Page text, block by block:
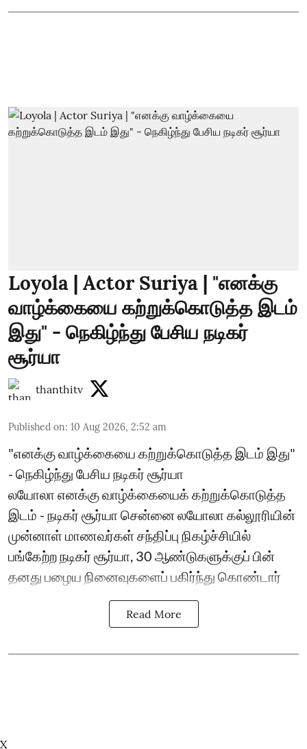
Loyola | Actor Suriya | "எனக்கு
வாழ்க்கையை கற்றுக்கொடுத்த இடம்
இது" - நெகிழ்ந்து பேசிய நடிகர்
சூர்யா
thanthitv
Published on: 10 Aug 2026, 2:52 am
"எனக்கு வாழ்க்கையை கற்றுக்கொடுத்த இடம் இது"
- நெகிழ்ந்து பேசிய நடிகர் சூர்யா
லயோலா எனக்கு வாழ்க்கையைக் கற்றுக்கொடுத்த
இடம் - நடிகர் சூர்யா சென்னை லயோலா கல்லூரியின்
முன்னாள் மாணவர்கள் சந்திப்பு நிகழ்ச்சியில்
பங்கேற்ற நடிகர் சூர்யா, 30 ஆண்டுகளுக்குப் பின்
தனது பழைய நினைவுகளைப் பகிர்ந்து கொண்டார்
Read More
X